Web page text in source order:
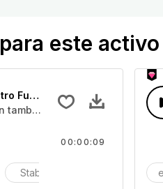
este activo
Futurista 02 FULL
tambor de rock futurista y
Stab
00:00:09